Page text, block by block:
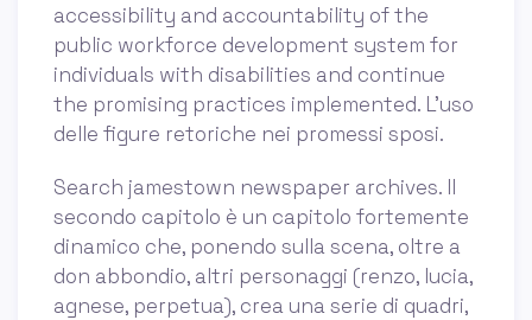
accessibility and accountability of the
public workforce development system for
individuals with disabilities and continue
the promising practices implemented. L'uso
delle figure retoriche nei promessi sposi.
Search jamestown newspaper archives. Il
secondo capitolo è un capitolo fortemente
dinamico che, ponendo sulla scena, oltre a
don abbondio, altri personaggi (renzo, lucia,
agnese, perpetua), crea una serie di quadri,